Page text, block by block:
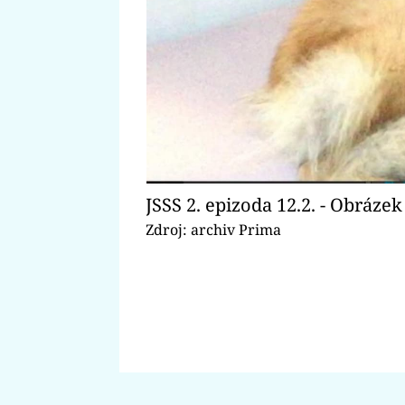
JSSS 2. epizoda 12.2. -
Zdroj: archiv Prima